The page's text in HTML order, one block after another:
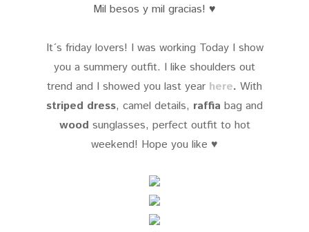
Mil besos y mil gracias! ♥
It´s friday lovers! I was working Today I show
you a summery outfit. I like shoulders out
trend and I showed you last year here. With
striped dress, camel details, raffia bag and
wood sunglasses, perfect outfit to hot
weekend! Hope you like ♥